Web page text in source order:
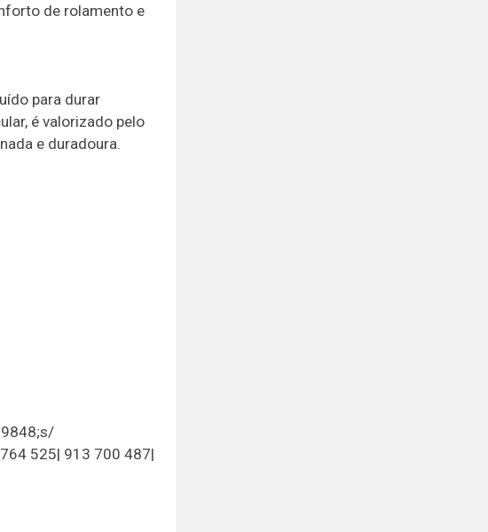
de rolamento e
para durar
é valorizado pelo
e duradoura.
525| 913 700 487|